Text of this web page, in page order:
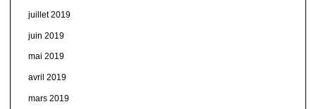
juillet 2019
juin 2019
mai 2019
avril 2019
mars 2019